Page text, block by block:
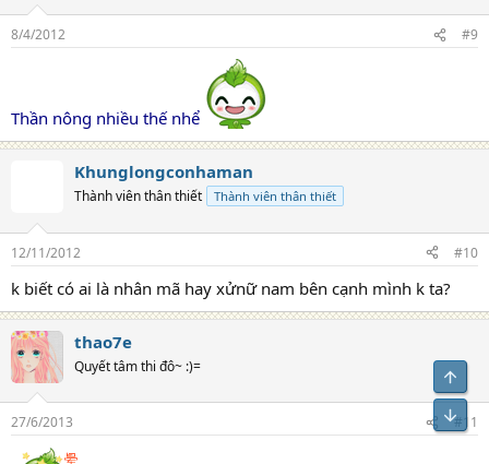
s
8/4/2012 #9
Thần nông nhiều thế nhể
Khunglongconhaman
Thành viên thân thiết Thành viên thân thiết
12/11/2012 #10
k biết có ai là nhân mã hay xửnữ nam bên cạnh mình k ta?
thao7e
Quyết tâm thi đô~ :)=
27/6/2013 #11